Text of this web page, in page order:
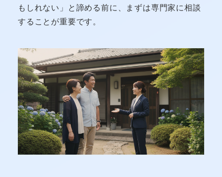
もしれない」と諦める前に、まずは専門家に相談
することが重要です。